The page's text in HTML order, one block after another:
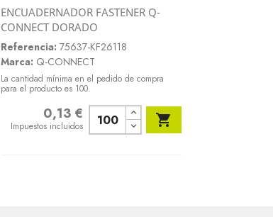
Vista rápida
ENCUADERNADOR FASTENER Q-
CONNECT DORADO
Referencia: 75637-KF26118
Marca: Q-CONNECT
La cantidad mínima en el pedido de compra
para el producto es 100.
0,13 €
Impuestos incluidos 